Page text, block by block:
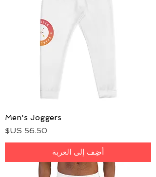
Men's Joggers
السعر
أضِف إلى العربة